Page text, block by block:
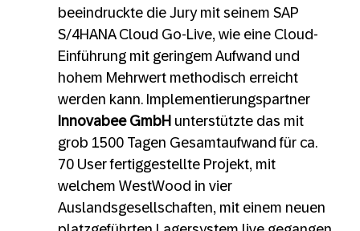
beeindruckte die Jury mit seinem SAP
S/4HANA Cloud Go-Live, wie eine Cloud-
Einführung mit geringem Aufwand und
hohem Mehrwert methodisch erreicht
werden kann. Implementierungspartner
Innovabee GmbH unterstützte das mit
grob 1500 Tagen Gesamtaufwand für ca.
70 User fertiggestellte Projekt, mit
welchem WestWood in vier
Auslandsgesellschaften, mit einem neuen